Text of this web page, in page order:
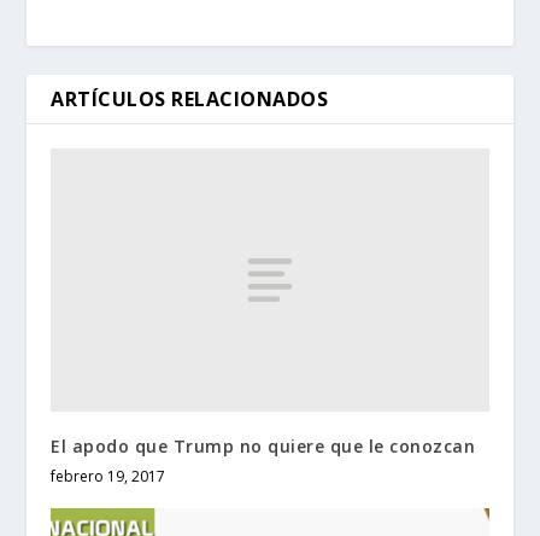
ARTÍCULOS RELACIONADOS
El apodo que Trump no quiere que le conozcan
febrero 19, 2017